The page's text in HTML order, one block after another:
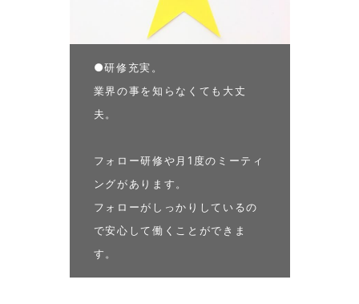
●研修充実。
業界の事を知らなくても大丈
夫。
フォロー研修や月1度のミーティ
ングがあります。
フォローがしっかりしているの
で安心して働くことができま
す。